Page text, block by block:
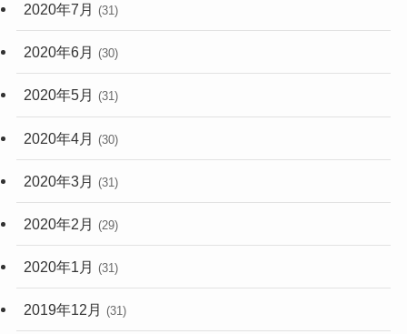
2020年7月 (31)
2020年6月 (30)
2020年5月 (31)
2020年4月 (30)
2020年3月 (31)
2020年2月 (29)
2020年1月 (31)
2019年12月 (31)